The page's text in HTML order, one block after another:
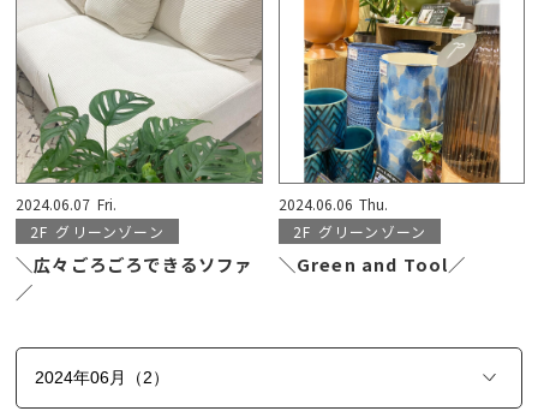
2024.06.07 Fri.
2F グリーンゾーン
＼広々ごろごろできるソファ
／
2024.06.06 Thu.
2F グリーンゾーン
＼Green and Tool／